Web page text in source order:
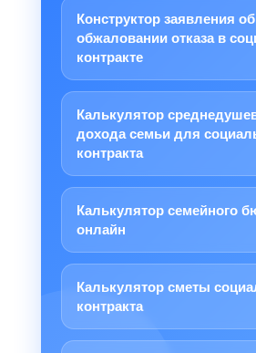
Конструктор заявления об
обжаловании отказа в
контракте
Калькулятор
дохода семьи для
контракта
Калькулятор семейного
онлайн
Калькулятор сметы
контракта